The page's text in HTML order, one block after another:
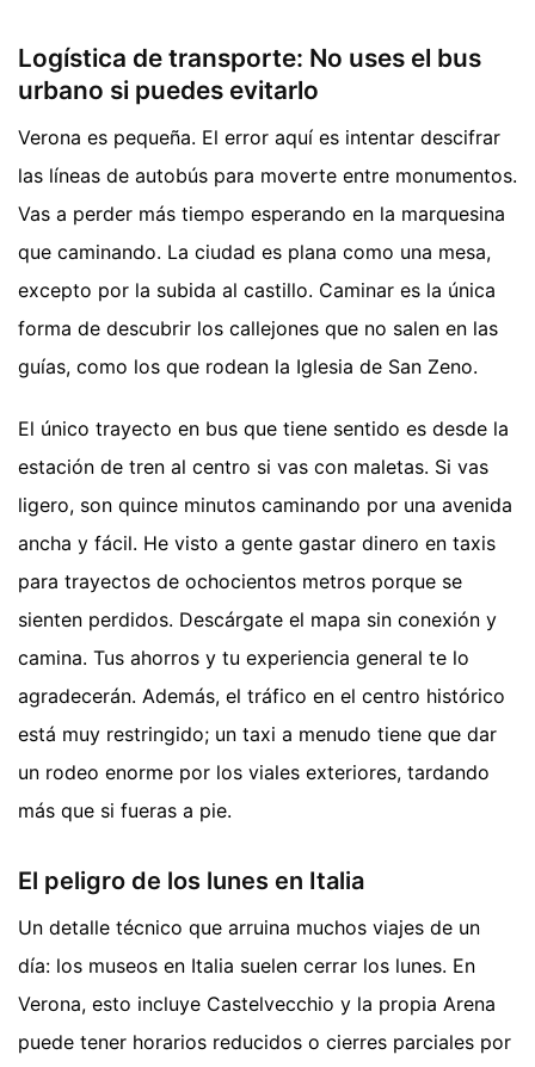
Logística de transporte: No uses el bus
urbano si puedes evitarlo
Verona es pequeña. El error aquí es intentar descifrar
las líneas de autobús para moverte entre monumentos.
Vas a perder más tiempo esperando en la marquesina
que caminando. La ciudad es plana como una mesa,
excepto por la subida al castillo. Caminar es la única
forma de descubrir los callejones que no salen en las
guías, como los que rodean la Iglesia de San Zeno.
El único trayecto en bus que tiene sentido es desde la
estación de tren al centro si vas con maletas. Si vas
ligero, son quince minutos caminando por una avenida
ancha y fácil. He visto a gente gastar dinero en taxis
para trayectos de ochocientos metros porque se
sienten perdidos. Descárgate el mapa sin conexión y
camina. Tus ahorros y tu experiencia general te lo
agradecerán. Además, el tráfico en el centro histórico
está muy restringido; un taxi a menudo tiene que dar
un rodeo enorme por los viales exteriores, tardando
más que si fueras a pie.
El peligro de los lunes en Italia
Un detalle técnico que arruina muchos viajes de un
día: los museos en Italia suelen cerrar los lunes. En
Verona, esto incluye Castelvecchio y la propia Arena
puede tener horarios reducidos o cierres parciales por